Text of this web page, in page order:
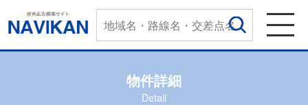
物件詳細
Detail